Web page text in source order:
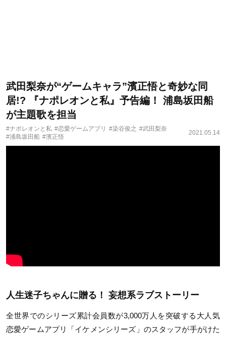
武田梨奈が“ゲームキャラ”濱正悟と奇妙な同
居!? 『ナポレオンと私』予告編！ 浦島坂田船
が主題歌を担当
#ナポレオンと私 #恋愛ゲームアプリ #染谷俊之 #武田梨奈
#浦島坂田船 #濱正悟
2021.05.14
人生迷子ちゃんに贈る！ 妄想系ラブストーリー
全世界でのシリーズ累計会員数が3,000万人を突破する大人気
恋愛ゲームアプリ「イケメンシリーズ」のスタッフが手がけた